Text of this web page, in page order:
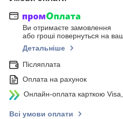
Ви отримаєте замовлення
або гроші повернуться на
Детальніше
Післяплата
Оплата на рахунок
Онлайн-оплата карткою
Всі умови оплати